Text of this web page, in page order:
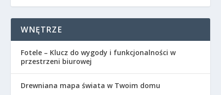
WNĘTRZE
Fotele – Klucz do wygody i funkcjonalności w
przestrzeni biurowej
Drewniana mapa świata w Twoim domu